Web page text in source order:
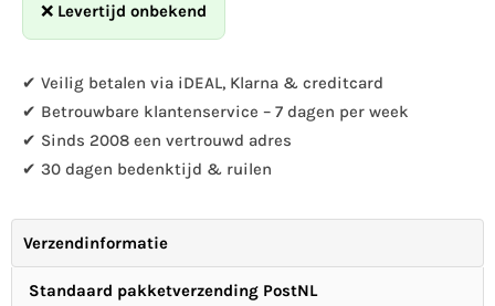
Portugese
Portugese
❌ Levertijd onbekend
✔ Veilig betalen via iDEAL, Klarna & creditcard
✔ Betrouwbare klantenservice – 7 dagen per week
✔ Sinds 2008 een vertrouwd adres
✔ 30 dagen bedenktijd & ruilen
Verzendinformatie
Standaard pakketverzending PostNL